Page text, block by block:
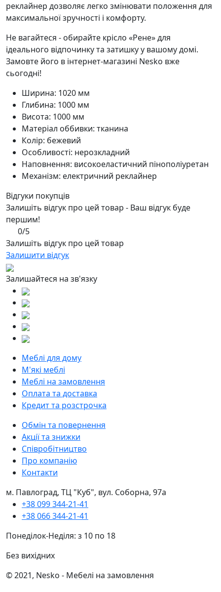
реклайнер дозволяє легко змінювати положення для
максимальної зручності і комфорту.
Не вагайтеся - обирайте крісло «Рене» для
ідеального відпочинку та затишку у вашому домі.
Замовте його в інтернет-магазині Nesko вже
сьогодні!
Ширина: 1020 мм
Глибина: 1000 мм
Висота: 1000 мм
Матеріал оббивки: тканина
Колір: бежевий
Особливості: нерозкладний
Наповнення: високоеластичний пінополіуретан
Механізм: електричний реклайнер
Відгуки покупців
Залишіть відгук про цей товар - Ваш відгук буде
першим!
0/5
Залишіть відгук про цей товар
Залишити відгук
Залишайтеся на зв'язку
Меблі для дому
М'які меблі
Меблі на замовлення
Оплата та доставка
Кредит та розстрочка
Обмін та повернення
Акції та знижки
Співробітництво
Про компанію
Контакти
м. Павлоград, ТЦ "Куб", вул. Соборна, 97а
+38 099 344-21-41
+38 066 344-21-41
Понеділок-Неділя: з 10 по 18
Без вихідних
© 2021, Nesko - Мебелі на замовлення